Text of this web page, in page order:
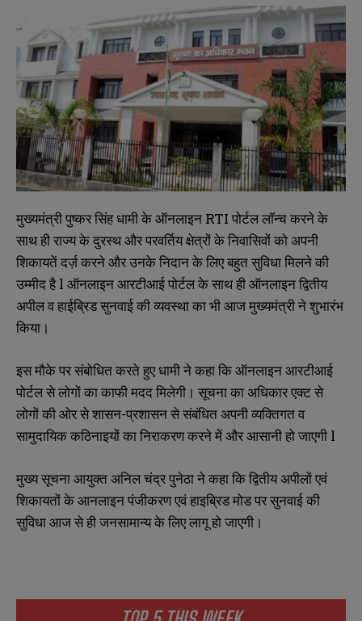
मुख्यमंत्री पुष्कर सिंह धामी के ऑनलाइन RTI पोर्टल लॉन्च करने के
साथ ही राज्य के दुरस्थ और परवर्तिय क्षेत्रों के निवासिवों को अपनी
शिकायतें दर्ज़ करने और उनके निदान के लिए बहुत सुविधा मिलने की
उम्मीद है l ऑनलाइन आरटीआई पोर्टल के साथ ही ऑनलाइन द्वितीय
अपील व हाईब्रिड सुनवाई की व्यवस्था का भी आज मुख्यमंत्री ने शुभारंभ
किया।
इस मौके पर संबोधित करते हुए धामी ने कहा कि ऑनलाइन आरटीआई
पोर्टल से लोगों का काफी मदद मिलेगी। सूचना का अधिकार एक्ट से
लोगों की ओर से शासन-प्रशासन से संबंधित अपनी व्यक्तिगत व
सामुदायिक कठिनाइयों का निराकरण करने में और आसानी हो जाएगी l
मुख्य सूचना आयुक्त अनिल चंद्र पुनेठा ने कहा कि द्वितीय अपीलों एवं
शिकायतों के आनलाइन पंजीकरण एवं हाइब्रिड मोड पर सुनवाई की
सुविधा आज से ही जनसामान्य के लिए लागू हो जाएगी।